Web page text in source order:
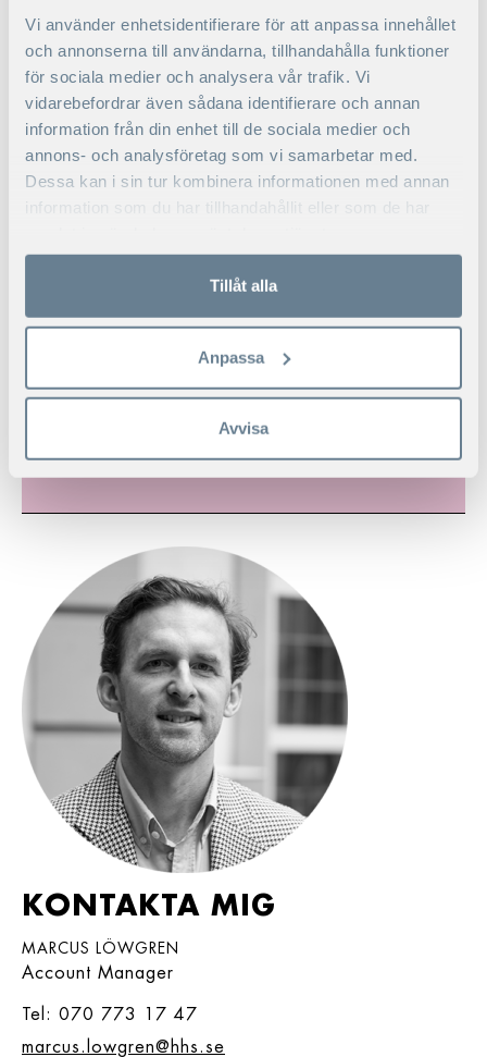
Vi använder enhetsidentifierare för att anpassa innehållet
och annonserna till användarna, tillhandahålla funktioner
för sociala medier och analysera vår trafik. Vi
vidarebefordrar även sådana identifierare och annan
information från din enhet till de sociala medier och
annons- och analysföretag som vi samarbetar med.
Dessa kan i sin tur kombinera informationen med annan
information som du har tillhandahållit eller som de har
Tillåt alla
Anpassa
Avvisa
på Riksbanken och Swedbank med risker. Som
forskare har Åsa analyserat finansmarknader och
finanskriser, med ökande fokus på analys av
geopolitiska risker och ekonomisk säkerhet, samt
scenarioanalyser.
RELATERADE
PROGRAM
STRATEGY AND RESILIENCE
KONTAKTA MIG
MARCUS LÖWGREN
Account Manager
Tel: 070 773 17 47
marcus.lowgren@hhs.se